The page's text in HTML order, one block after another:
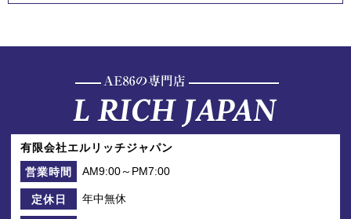
有限会社エルリッチジャパン
営業時間
AM9:00～PM7:00
定休日 年中無休